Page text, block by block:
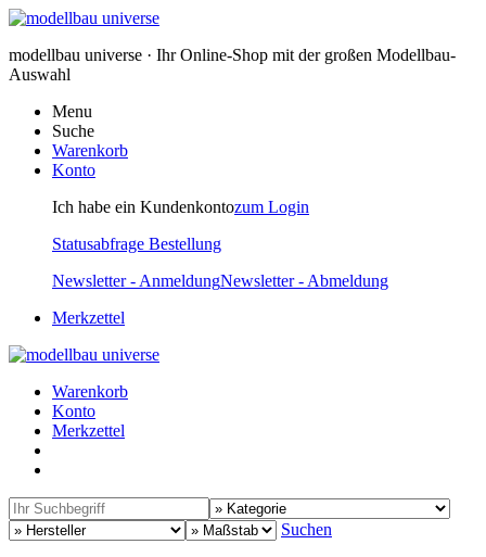
modellbau universe · Ihr Online-Shop mit der großen Modellbau-
Auswahl
Menu
Suche
Warenkorb
Konto
Ich habe ein Kundenkontozum Login
Statusabfrage Bestellung
Newsletter - AnmeldungNewsletter - Abmeldung
Merkzettel
Warenkorb
Konto
Merkzettel
Suchen